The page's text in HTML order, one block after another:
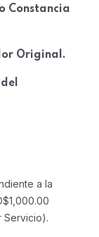
Constancia
Original.
a la
Servicio).